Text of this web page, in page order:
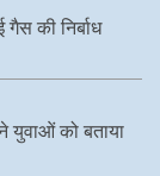
की निर्बाध
युवाओं को बताया